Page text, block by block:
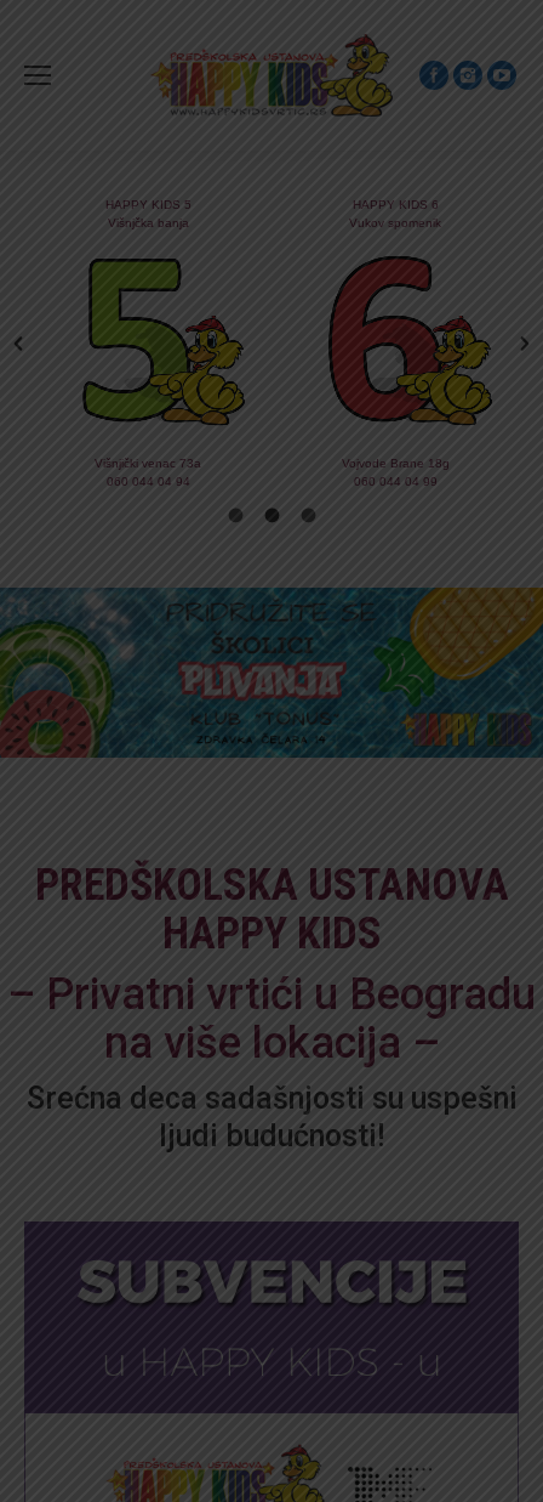
HAPPY KIDS 5
Višnjčka banja
Višnjički venac 73a
060 044 04 94
HAPPY KIDS 6
Vukov spomenik
Vojvode Brane 18g
060 044 04 99
PREDŠKOLSKA USTANOVA
HAPPY KIDS
– Privatni vrtići u Beogradu
na više lokacija –
Srećna deca sadašnjosti su uspešni
ljudi budućnosti!